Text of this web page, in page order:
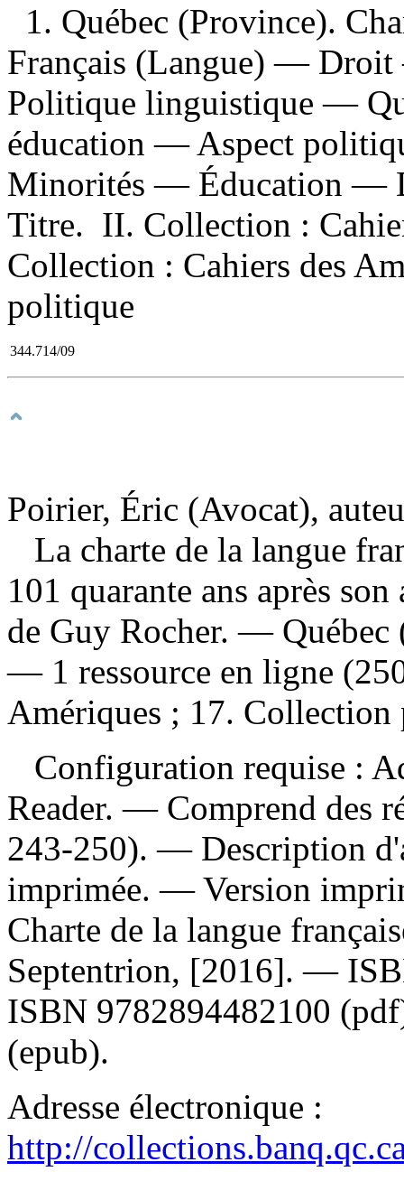
1. Québec (Province).
Français (Langue) —
Politique linguistique —
éducation — Aspect
Minorités — Éducation —
Titre. II. Collection :
Collection : Cahiers des
politique
344.714/09
Poirier, Éric (Avocat),
La charte de la langue
101 quarante ans après
de Guy Rocher. — Québec
— 1 ressource en ligne
Amériques ; 17.
Configuration requise :
Reader. — Comprend des
243-250). — Description
imprimée. —Version
Charte de la langue
Septentrion, [2016]. —
ISBN 9782894482100
(epub).
Adresse électronique :
http://